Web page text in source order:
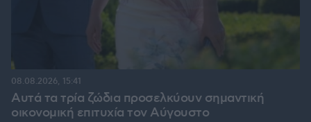
Αυτά τα τρία ζώδια προσελκύουν σημαντική
οικονομική επιτυχία τον Αύγουστο
08.08.2026, 15:41